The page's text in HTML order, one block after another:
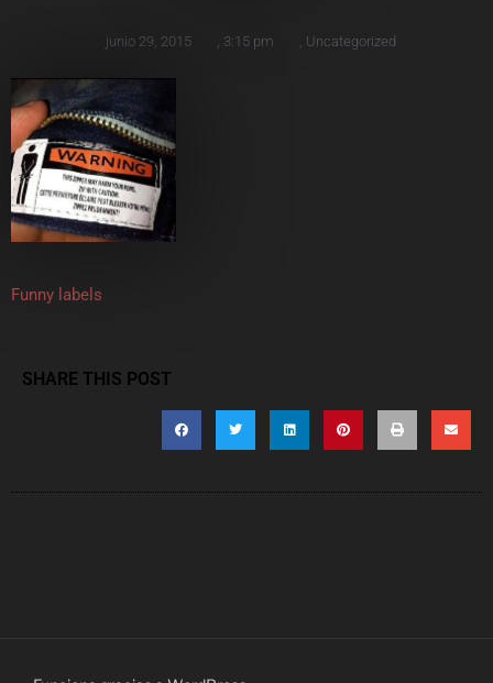
junio 29, 2015 3:15 pm Uncategorized
Funny labels
SHARE THIS POST